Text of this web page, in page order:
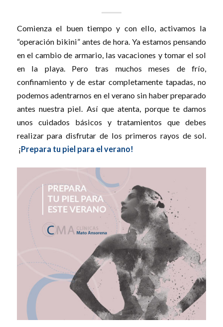
Comienza el buen tiempo y con ello, activamos la
“operación bikini” antes de hora. Ya estamos pensando
en el cambio de armario, las vacaciones y tomar el sol
en la playa. Pero tras muchos meses de frío,
confinamiento y de estar completamente tapadas, no
podemos adentrarnos en el verano sin haber preparado
antes nuestra piel. Así que atenta, porque te damos
unos cuidados básicos y tratamientos que debes
realizar para disfrutar de los primeros rayos de sol.
¡Prepara tu piel para el verano!